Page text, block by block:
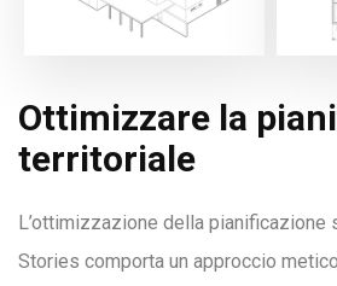
Ottimizzare la
territoriale
L’ottimizzazione della pianificazione
Stories comporta un approccio